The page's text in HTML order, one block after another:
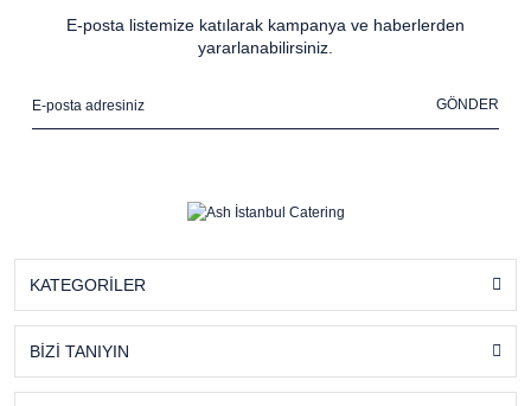
E-posta listemize katılarak kampanya ve haberlerden
yararlanabilirsiniz.
GÖNDER
KATEGORİLER
BİZİ TANIYIN